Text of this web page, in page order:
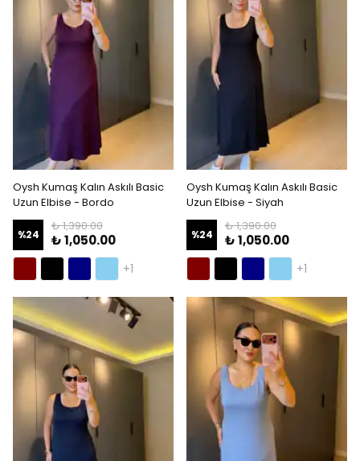
Oysh Kumaş Kalın Askılı Basic
Uzun Elbise - Bordo
%24
₺ 1,390.00
₺ 1,050.00
+1
Oysh Kumaş Kalın Askılı Basic
Uzun Elbise - Siyah
%24
₺ 1,390.00
₺ 1,050.00
+1